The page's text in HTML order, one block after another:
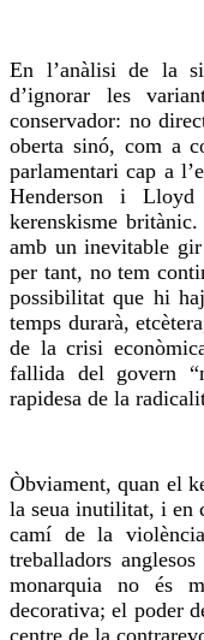
En l’anàlisi de la
d’ignorar les
conservador: no
oberta sinó, com a
parlamentari cap a
Henderson i
kerenskisme britànic.
amb un inevitable
per tant, no tem
possibilitat que hi
temps durarà,
de la crisi
fallida del govern
rapidesa de la
Òbviament, quan el
la seua inutilitat, i en
camí de la
treballadors
monarquia no és
decorativa; el poder